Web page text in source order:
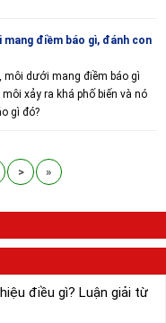
điềm báo gì, đánh con
môi dưới mang điềm báo gì
xảy ra khá phố biến và nó
gì đó?
> »
điều gì? Luận giải từ